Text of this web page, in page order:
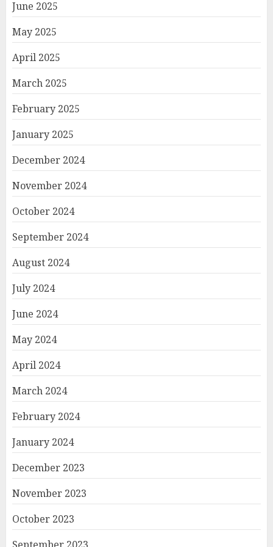
June 2025
May 2025
April 2025
March 2025
February 2025
January 2025
December 2024
November 2024
October 2024
September 2024
August 2024
July 2024
June 2024
May 2024
April 2024
March 2024
February 2024
January 2024
December 2023
November 2023
October 2023